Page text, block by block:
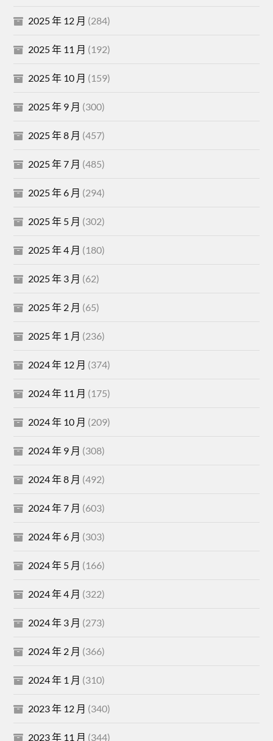
2025 年 12 月 (284)
2025 年 11 月 (192)
2025 年 10 月 (159)
2025 年 9 月 (300)
2025 年 8 月 (457)
2025 年 7 月 (485)
2025 年 6 月 (294)
2025 年 5 月 (302)
2025 年 4 月 (180)
2025 年 3 月 (62)
2025 年 2 月 (65)
2025 年 1 月 (236)
2024 年 12 月 (374)
2024 年 11 月 (175)
2024 年 10 月 (209)
2024 年 9 月 (308)
2024 年 8 月 (492)
2024 年 7 月 (603)
2024 年 6 月 (303)
2024 年 5 月 (166)
2024 年 4 月 (322)
2024 年 3 月 (273)
2024 年 2 月 (366)
2024 年 1 月 (310)
2023 年 12 月 (340)
2023 年 11 月 (344)